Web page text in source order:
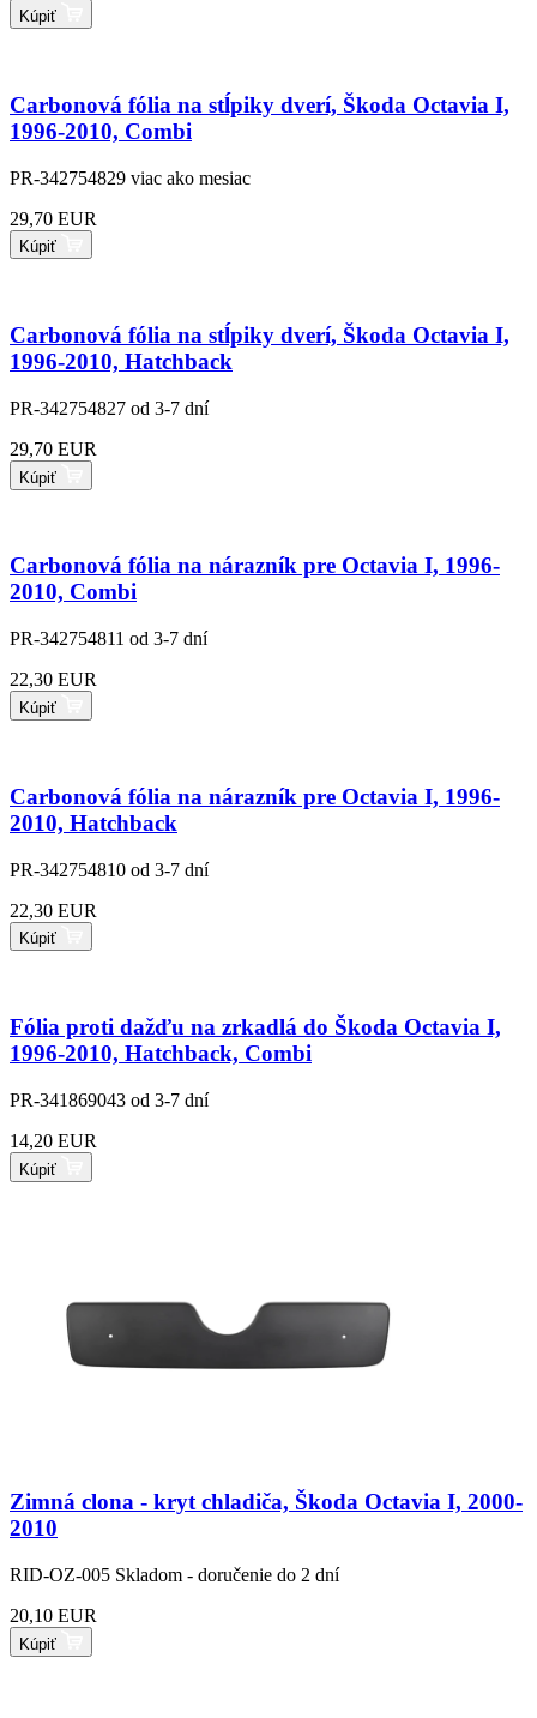
Kúpiť
Carbonová fólia na stĺpiky dverí, Škoda Octavia I,
1996-2010, Combi
PR-342754829 viac ako mesiac
29,70 EUR
Kúpiť
Carbonová fólia na stĺpiky dverí, Škoda Octavia I,
1996-2010, Hatchback
PR-342754827 od 3-7 dní
29,70 EUR
Kúpiť
Carbonová fólia na nárazník pre Octavia I, 1996-
2010, Combi
PR-342754811 od 3-7 dní
22,30 EUR
Kúpiť
Carbonová fólia na nárazník pre Octavia I, 1996-
2010, Hatchback
PR-342754810 od 3-7 dní
22,30 EUR
Kúpiť
Fólia proti dažďu na zrkadlá do Škoda Octavia I,
1996-2010, Hatchback, Combi
PR-341869043 od 3-7 dní
14,20 EUR
Kúpiť
Zimná clona - kryt chladiča, Škoda Octavia I, 2000-
2010
RID-OZ-005 Skladom - doručenie do 2 dní
20,10 EUR
Kúpiť